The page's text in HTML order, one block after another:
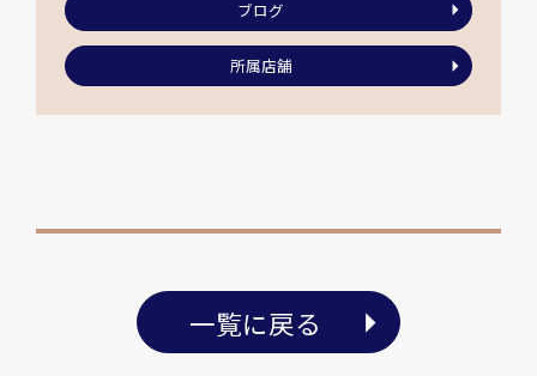
ブログ
所属店舗
一覧に戻る